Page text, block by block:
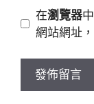
址
站
址
在瀏覽器
網站網址